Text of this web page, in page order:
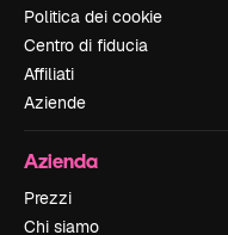
Politica dei cookie
Centro di fiducia
Affiliati
Aziende
Azienda
Prezzi
Chi siamo